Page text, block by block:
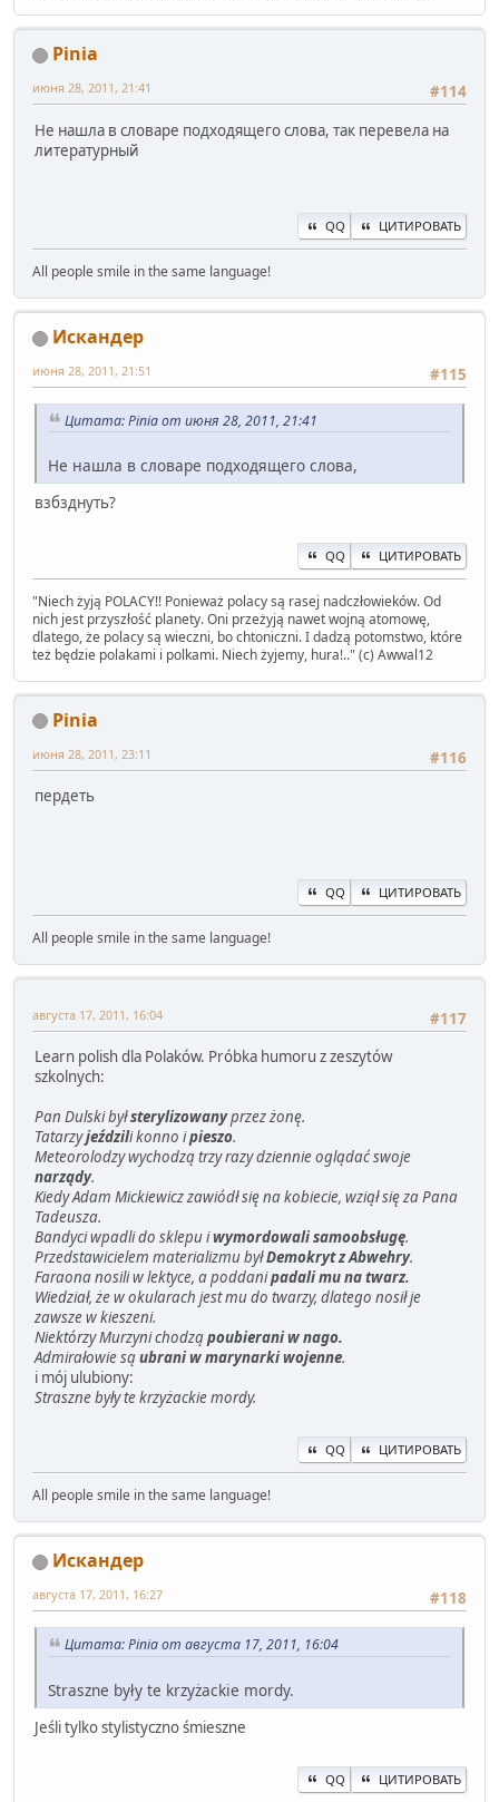
Pinia
#114
июня 28, 2011, 21:41
Не нашла в словаре подходящего слова, так перевела на
литературный
QQ ЦИТИРОВАТЬ
All people smile in the same language!
Искандер
#115
июня 28, 2011, 21:51
Цитата: Pinia от июня 28, 2011, 21:41
Не нашла в словаре подходящего слова,
взбзднуть?
QQ ЦИТИРОВАТЬ
" Niech żyją POLACY!! Ponieważ polacy są rasej nadczłowieków. Od
nich jest przyszłość planety. Oni przeżyją nawet wojną atomowę,
dlatego, że polacy są wieczni, bo chtoniczni. I dadzą potomstwo, które
też będzie polakami i polkami. Niech żyjemy, hura!.." (c) Awwal12
Pinia
#116
июня 28, 2011, 23:11
пердеть
QQ ЦИТИРОВАТЬ
All people smile in the same language!
#117
августа 17, 2011, 16:04
Learn polish dla Polaków. Próbka humoru z zeszytów
szkolnych:
Pan Dulski byłsterylizowanyprzez żonę.
Tatarzyjeździli konno ipieszo.
Meteorolodzy wychodzą trzy razy dziennie oglądać swoje
narządy.
Kiedy Adam Mickiewicz zawiódł się na kobiecie, wziął się za Pana
Tadeusza.
Bandyci wpadli do sklepu iwymordowalisamoobsługę.
Przedstawicielem materializmu byłDemokryt z Abwehry.
Faraona nosili w lektyce, a poddanipadali mu na twarz.
Wiedział, że w okularach jest mu do twarzy, dlatego nosił je
zawsze w kieszeni.
Niektórzy Murzyni chodząpoubierani w nago.
Admirałowie sąubrani w marynarki wojenne.
i mój ulubiony:
Straszne były te krzyżackie mordy.
QQ ЦИТИРОВАТЬ
All people smile in the same language!
Искандер
#118
августа 17, 2011, 16:27
Цитата: Pinia от августа 17, 2011, 16:04
Straszne były te krzyżackie mordy.
Jeśli tylko stylistyczno śmieszne
QQ ЦИТИРОВАТЬ